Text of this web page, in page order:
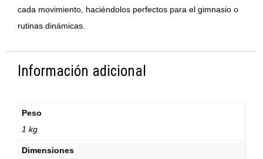
cada movimiento, haciéndolos perfectos para el gimnasio o
rutinas dinámicas.
Información adicional
Peso
1 kg
Dimensiones